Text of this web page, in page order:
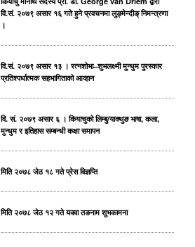
वि.सं. २०७९ असार १६ गते हुने प्रवचनमा लुङ्मेन्दीङ् निमन्त्रणा
।
वि.सं. २०७९ असार १३ । रत्नशोभा–शुभलक्ष्मी मुन्धुम पुरस्कार
प्रतिश्पर्धात्मक सहभागिताको आव्हान
वि. सं. २०७९ असार ६ । कियाचुको लिम्बु/याक्थुङ भाषा, कला,
मुन्धुम र इतिहास सम्बन्धी कक्षा समापन
मिति २०७८ जेठ १८ गते प्रेस विज्ञप्ति
मिति २०७८ जेठ १२ गते यक्वा तङनाम शुभकामना